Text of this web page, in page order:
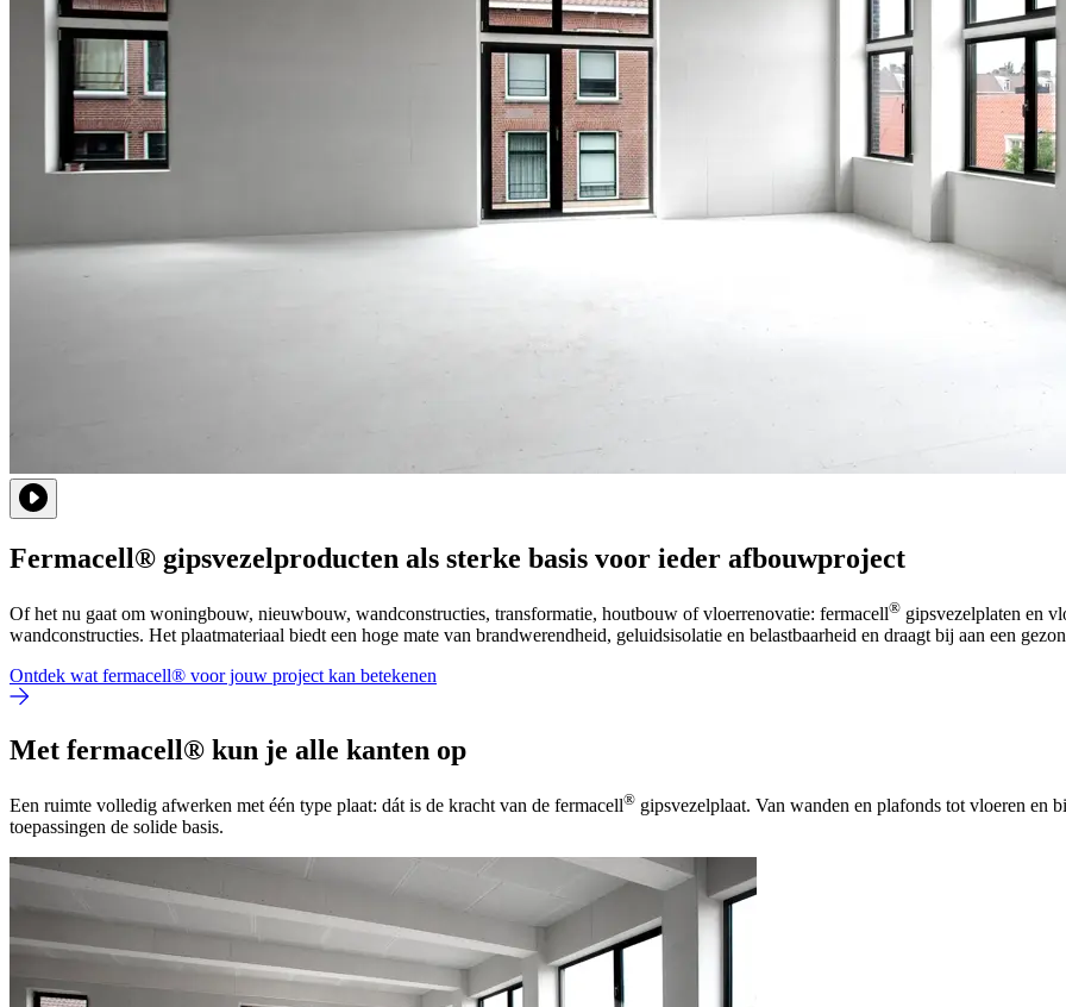
Fermacell® gipsvezelproducten als sterke basis voor ieder afbouwproject
Of het nu gaat om woningbouw, nieuwbouw, wandconstructies, transformatie, houtbouw of vloerrenovatie: fermacell® gipsvezelplaten en
wandconstructies. Het plaatmateriaal biedt een hoge mate van brandwerendheid, geluidsisolatie en belastbaarheid en draagt bij aan een
Ontdek wat fermacell® voor jouw project kan betekenen
Met fermacell® kun je alle kanten op
Een ruimte volledig afwerken met één type plaat: dát is de kracht van de fermacell® gipsvezelplaat. Van wanden en plafonds tot vloeren en
toepassingen de solide basis.